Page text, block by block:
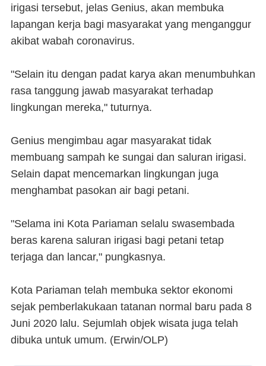
irigasi tersebut, jelas Genius, akan membuka
lapangan kerja bagi masyarakat yang menganggur
akibat wabah coronavirus.
"Selain itu dengan padat karya akan menumbuhkan
rasa tanggung jawab masyarakat terhadap
lingkungan mereka," tuturnya.
Genius mengimbau agar masyarakat tidak
membuang sampah ke sungai dan saluran irigasi.
Selain dapat mencemarkan lingkungan juga
menghambat pasokan air bagi petani.
"Selama ini Kota Pariaman selalu swasembada
beras karena saluran irigasi bagi petani tetap
terjaga dan lancar," pungkasnya.
Kota Pariaman telah membuka sektor ekonomi
sejak pemberlakukaan tatanan normal baru pada 8
Juni 2020 lalu. Sejumlah objek wisata juga telah
dibuka untuk umum. (Erwin/OLP)